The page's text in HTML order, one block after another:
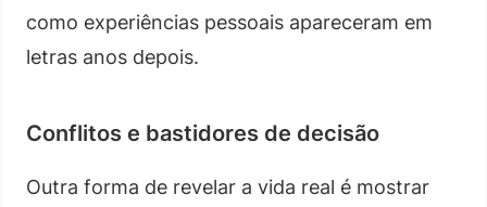
como experiências pessoais apareceram em
letras anos depois.
Conflitos e bastidores de decisão
Outra forma de revelar a vida real é mostrar